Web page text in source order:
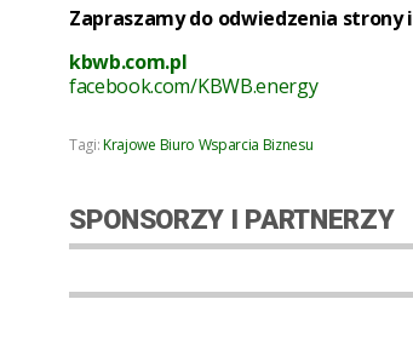
Zapraszamy do odwiedzenia
kbwb.com.pl
facebook.com/KBWB.energy
Tagi:Krajowe Biuro Wsparcia Biznesu
SPONSORZY I PARTNERZY